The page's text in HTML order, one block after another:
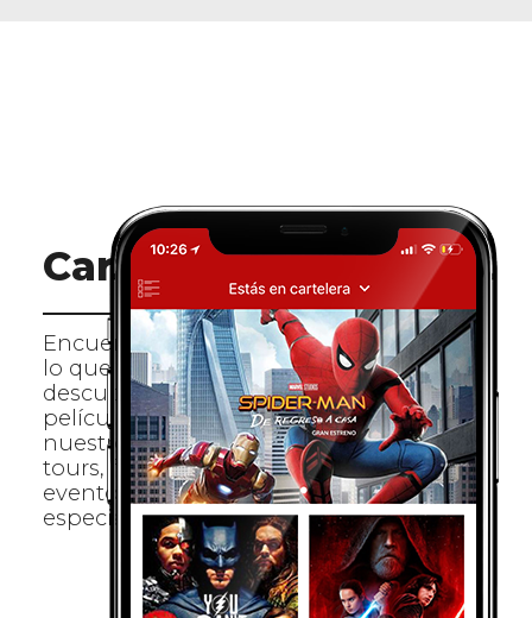
Cartelera
Encuentra rápido
lo que buscas y
descubre nuevas
películas, conoce
nuestros estrenos,
tours, festivales y
eventos
especiales.